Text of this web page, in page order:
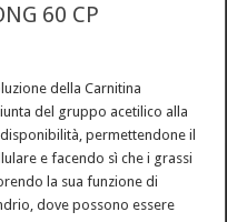
60 CP
della Carnitina
del gruppo acetilico alla
permettendone il
e facendo sì che i grassi
la sua funzione di
dove possono essere